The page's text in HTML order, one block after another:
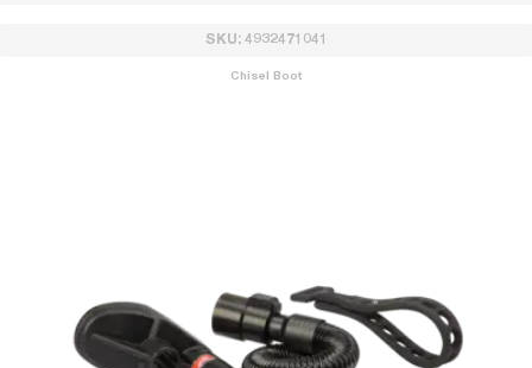
SKU: 4932471041
Chisel Boot